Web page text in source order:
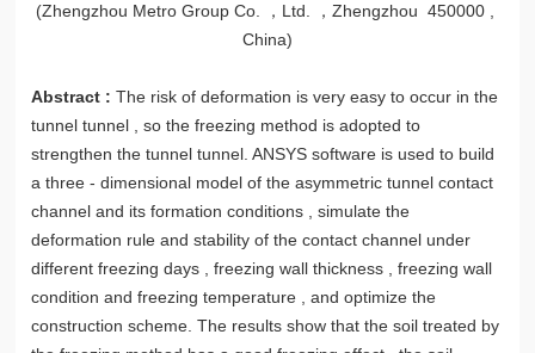
(Zhengzhou Metro Group Co. ，Ltd. ，Zhengzhou 450000 ,
China)
Abstract :The risk of deformation is very easy to occur in the
tunnel tunnel , so the freezing method is adopted to
strengthen the tunnel tunnel. ANSYS software is used to build
a three - dimensional model of the asymmetric tunnel contact
channel and its formation conditions , simulate the
deformation rule and stability of the contact channel under
different freezing days , freezing wall thickness , freezing wall
condition and freezing temperature , and optimize the
construction scheme. The results show that the soil treated by